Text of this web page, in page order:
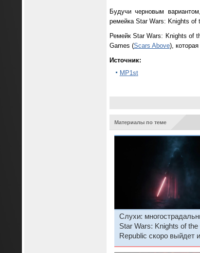
Будучи черновым
ремейка Star Wars: Knights of
Ремейк Star Wars: Knights of
Games (Scars Above),
Источник:
MP1st
Материалы по теме
Слухи:
Star Wars: Knights of the
Republic скоро выйдет